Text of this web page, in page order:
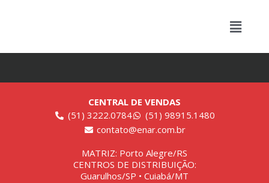
CENTRAL DE VENDAS
(51) 3222.0784
(51) 98915.1480
contato@enar.com.br
MATRIZ: Porto Alegre/RS
CENTROS DE DISTRIBUIÇÃO:
Guarulhos/SP • Cuiabá/MT